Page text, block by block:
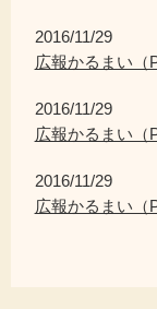
2016/11/29
広報かるまい（
2016/11/29
広報かるまい（
2016/11/29
広報かるまい（